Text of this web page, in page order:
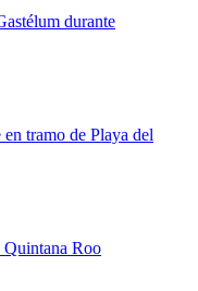
durante
tramo de Playa del
Quintana Roo